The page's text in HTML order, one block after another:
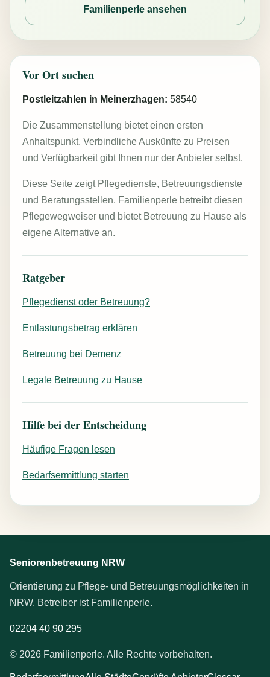
Familienperle ansehen
Vor Ort suchen
Postleitzahlen in Meinerzhagen: 58540
Die Zusammenstellung bietet einen ersten
Anhaltspunkt. Verbindliche Auskünfte zu Preisen
und Verfügbarkeit gibt Ihnen nur der Anbieter selbst.
Diese Seite zeigt Pflegedienste, Betreuungsdienste
und Beratungsstellen. Familienperle betreibt diesen
Pflegewegweiser und bietet Betreuung zu Hause als
eigene Alternative an.
Ratgeber
Pflegedienst oder Betreuung?
Entlastungsbetrag erklären
Betreuung bei Demenz
Legale Betreuung zu Hause
Hilfe bei der Entscheidung
Häufige Fragen lesen
Bedarfsermittlung starten
Seniorenbetreuung NRW
Orientierung zu Pflege- und Betreuungsmöglichkeiten in
NRW. Betreiber ist Familienperle.
02204 40 90 295
© 2026 Familienperle. Alle Rechte vorbehalten.